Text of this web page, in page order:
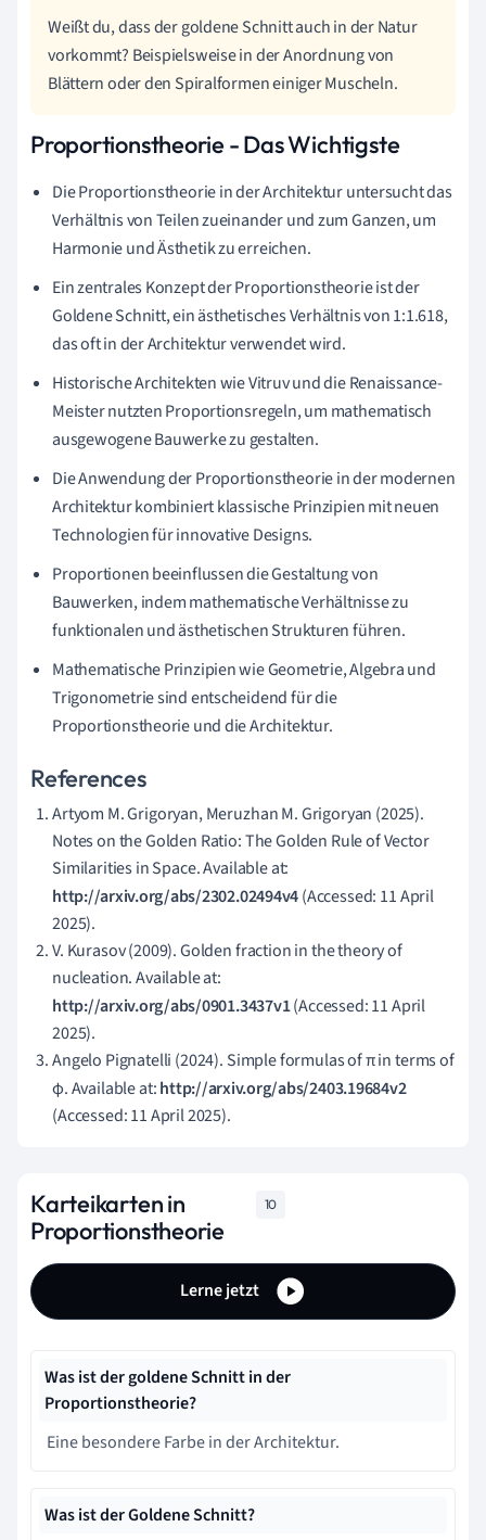
Weißt du, dass der goldene Schnitt auch in der Natur
vorkommt? Beispielsweise in der Anordnung von
Blättern oder den Spiralformen einiger Muscheln.
Proportionstheorie - Das Wichtigste
Die Proportionstheorie in der Architektur untersucht das
Verhältnis von Teilen zueinander und zum Ganzen, um
Harmonie und Ästhetik zu erreichen.
Ein zentrales Konzept der Proportionstheorie ist der
Goldene Schnitt, ein ästhetisches Verhältnis von 1:1.618,
das oft in der Architektur verwendet wird.
Historische Architekten wie Vitruv und die Renaissance-
Meister nutzten Proportionsregeln, um mathematisch
ausgewogene Bauwerke zu gestalten.
Die Anwendung der Proportionstheorie in der modernen
Architektur kombiniert klassische Prinzipien mit neuen
Technologien für innovative Designs.
Proportionen beeinflussen die Gestaltung von
Bauwerken, indem mathematische Verhältnisse zu
funktionalen und ästhetischen Strukturen führen.
Mathematische Prinzipien wie Geometrie, Algebra und
Trigonometrie sind entscheidend für die
Proportionstheorie und die Architektur.
References
Artyom M. Grigoryan, Meruzhan M. Grigoryan (2025).
Notes on the Golden Ratio: The Golden Rule of Vector
Similarities in Space. Available at:
http://arxiv.org/abs/2302.02494v4(Accessed: 11 April
2025).
V. Kurasov (2009). Golden fraction in the theory of
nucleation. Available at:
http://arxiv.org/abs/0901.3437v1(Accessed: 11 April
2025).
Angelo Pignatelli (2024). Simple formulas of π in terms of
φ. Available at:http://arxiv.org/abs/2403.19684v2
(Accessed: 11 April 2025).
Karteikarten in
Proportionstheorie
10
Lerne jetzt
Was ist der goldene Schnitt in der
Proportionstheorie?
Eine besondere Farbe in der Architektur.
Was ist der Goldene Schnitt?